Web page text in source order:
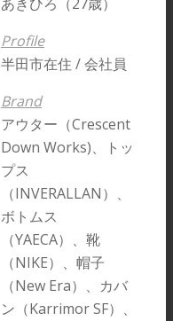
Profile
半田市在住 / 会社員
Brand
アウター（Crescent
Down Works)、トッ
プス
（INVERALLAN）、
ボトムス
（YAECA）、靴
（NIKE）、帽子
（New Era）、カバ
ン（Karrimor SF）、